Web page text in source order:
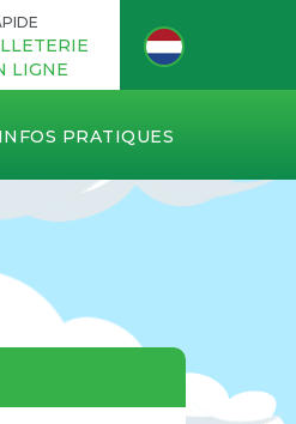
LIGNE
INFOS PRATIQUES